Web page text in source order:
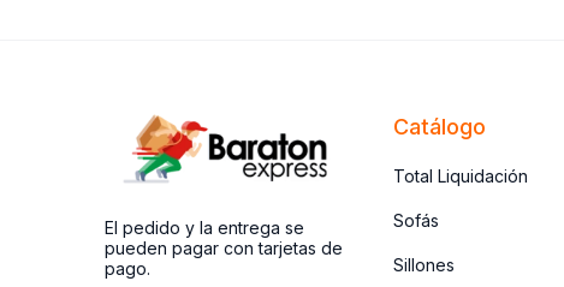
El pedido y la entrega se
pueden pagar con tarjetas de
pago.
Catálogo
Total Liquidación
Sofás
Sillones